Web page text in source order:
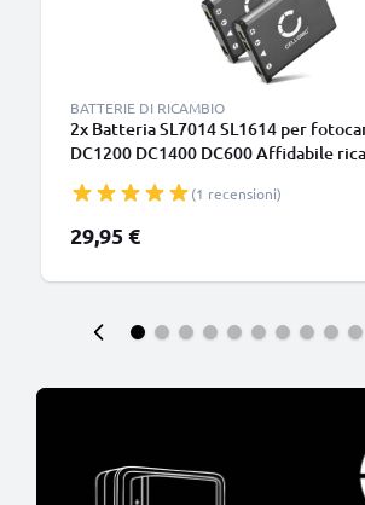
BATTERIE DI RICAMBIO
2x Batteria SL7014 SL1614 per
DC1200 DC1400 DC600 Affidabile
(1 recensioni)
29,95 €